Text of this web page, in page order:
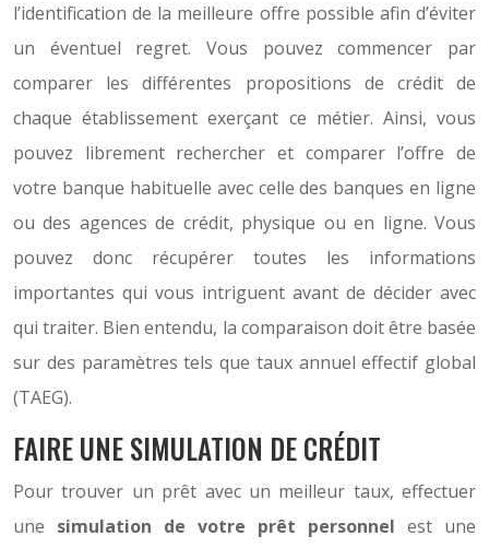
l’identification de la meilleure offre possible afin d’éviter
un éventuel regret. Vous pouvez commencer par
comparer les différentes propositions de crédit de
chaque établissement exerçant ce métier. Ainsi, vous
pouvez librement rechercher et comparer l’offre de
votre banque habituelle avec celle des banques en ligne
ou des agences de crédit, physique ou en ligne. Vous
pouvez donc récupérer toutes les informations
importantes qui vous intriguent avant de décider avec
qui traiter. Bien entendu, la comparaison doit être basée
sur des paramètres tels que taux annuel effectif global
(TAEG).
FAIRE UNE SIMULATION DE CRÉDIT
Pour trouver un prêt avec un meilleur taux, effectuer
une simulation de votre prêt personnel est une